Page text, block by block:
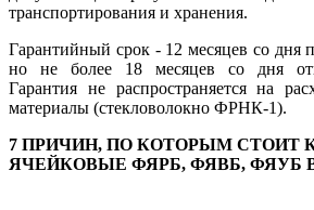
транспортирования и хранения.
Гарантийный срок - 12 месяцев со дня
но не более 18 месяцев со дня
Гарантия не распространяется на
материалы (стекловолокно ФРНК-1).
7 ПРИЧИН, ПО КОТОРЫМ СТОИТ
ЯЧЕЙКОВЫЕ ФЯРБ, ФЯВБ, ФЯУБ